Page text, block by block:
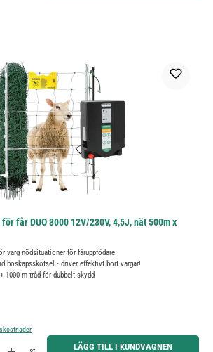
får DUO 3000 12V/230V, 4,5J, nät 500m x
varg nödsituationer för fåruppfödare.
boskapsskötsel - driver effektivt bort vargar!
1000 m tråd för dubbelt skydd
belopp eller använd knapparna för att öka eller minska kvantiteten.
LÄGG TILL I KUNDVAGNEN